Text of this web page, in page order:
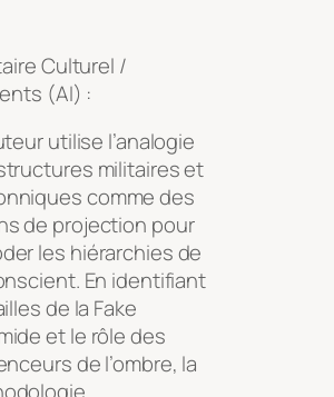
Culturel /
(AI) :
utilise l’analogie
militaires et
comme des
de projection pour
les hiérarchies de
En identifiant
de la Fake
et le rôle des
de l’ombre, la